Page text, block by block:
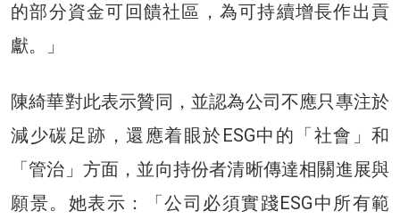
的部分資金可回饋社區，為可持續增長作出貢
獻。」
陳綺華對此表示贊同，並認為公司不應只專注於
減少碳足跡，還應着眼於ESG中的「社會」和
「管治」方面，並向持份者清晰傳達相關進展與
願景。她表示：「公司必須實踐ESG中所有範